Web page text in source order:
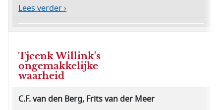
Lees verder ›
Tjeenk Willink's
ongemakkelijke
waarheid
C.F. van den Berg, Frits van der Meer